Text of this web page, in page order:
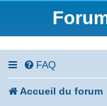
FAQ
Accueil du forum